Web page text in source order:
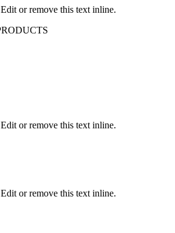
or remove this text inline.
or remove this text inline.
or remove this text inline.